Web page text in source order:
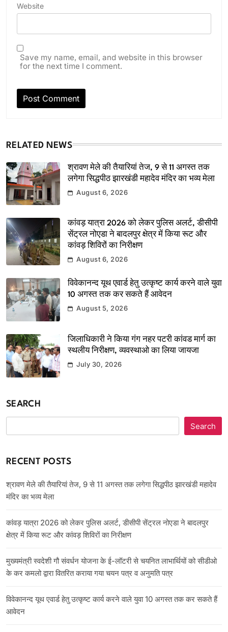
Website
Save my name, email, and website in this browser
for the next time I comment.
RELATED NEWS
श्रावण मेले की तैयारियां तेज, 9 से 11 अगस्त तक
लगेगा सिद्धपीठ झारखंडी महादेव मंदिर का भव्य मेला
August 6, 2026
कांवड़ यात्रा 2026 को लेकर पुलिस अलर्ट, डीसीपी
सेंट्रल नोएडा ने बादलपुर क्षेत्र में किया रूट और
कांवड़ शिविरों का निरीक्षण
August 6, 2026
विवेकानन्द यूथ एवार्ड हेतु उत्कृष्ट कार्य करने वाले युवा
10 अगस्त तक कर सकते हैं आवेदन
August 5, 2026
जिलाधिकारी ने किया गंग नहर पटरी कांवड मार्ग का
स्थलीय निरीक्षण, व्यवस्थाओ का लिया जायजा
July 30, 2026
SEARCH
Search
RECENT POSTS
श्रावण मेले की तैयारियां तेज, 9 से 11 अगस्त तक लगेगा सिद्धपीठ झारखंडी महादेव
मंदिर का भव्य मेला
कांवड़ यात्रा 2026 को लेकर पुलिस अलर्ट, डीसीपी सेंट्रल नोएडा ने बादलपुर
क्षेत्र में किया रूट और कांवड़ शिविरों का निरीक्षण
मुख्यमंत्री स्वदेशी गौ संवर्धन योजना के ई-लॉटरी से चयनित लाभार्थियों को सीडीओ
के कर कमलो द्वारा वितरित कराया गया चयन पत्र व अनुमति पत्र
विवेकानन्द यूथ एवार्ड हेतु उत्कृष्ट कार्य करने वाले युवा 10 अगस्त तक कर सकते हैं
आवेदन